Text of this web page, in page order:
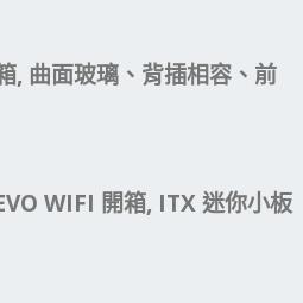
, 曲面玻璃、背插相容、前
WIFI 開箱, ITX 迷你小板